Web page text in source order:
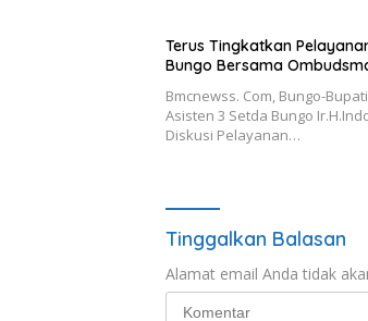
Terus Tingkatkan
Bungo Bersama
Bmcnewss. Com, Bungo-
Asisten 3 Setda Bungo
Diskusi Pelayanan…
Tinggalkan Balasan
Alamat email Anda tidak